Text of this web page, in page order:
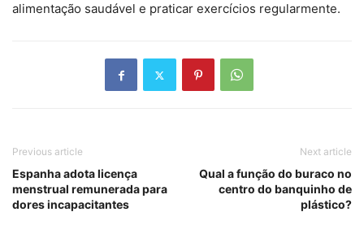
alimentação saudável e praticar exercícios regularmente.
Previous article
Espanha adota licença
menstrual remunerada para
dores incapacitantes
Next article
Qual a função do buraco no
centro do banquinho de
plástico?